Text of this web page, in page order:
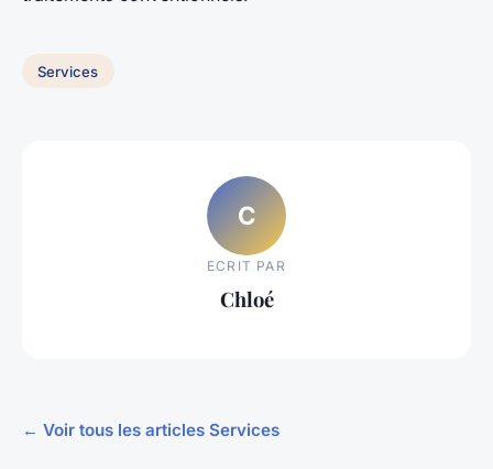
Services
C
ECRIT PAR
Chloé
← Voir tous les articles Services